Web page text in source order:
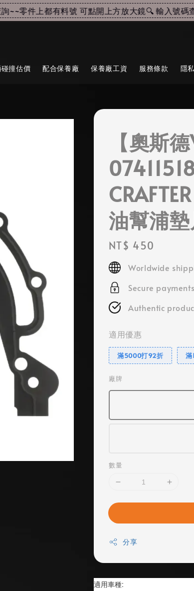
零件上都有料號 可點開上方放大鏡🔍 輸入號碼查
撞估價 配合保養廠 保養廠工資 服務條款 隱
【奧斯德
油幫浦
Regular
price
NT$ 450
Worldwide
Secure payments
Authentic
適用優惠
滿5000打92折
廠牌
數量
分享
適用車種: